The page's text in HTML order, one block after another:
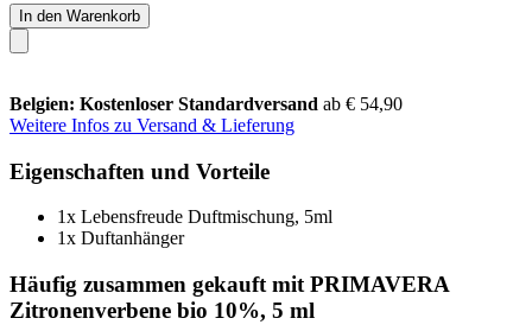
In den Warenkorb
Belgien: Kostenloser Standardversand ab € 54,90
Weitere Infos zu Versand & Lieferung
Eigenschaften und Vorteile
1x Lebensfreude Duftmischung, 5ml
1x Duftanhänger
Häufig zusammen gekauft mit PRIMAVERA
Zitronenverbene bio 10%, 5 ml